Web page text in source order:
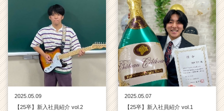
2025.05.09
【25卒】新入社員紹介 vol.2
2025.05.07
【25卒】新入社員紹介 vol.1